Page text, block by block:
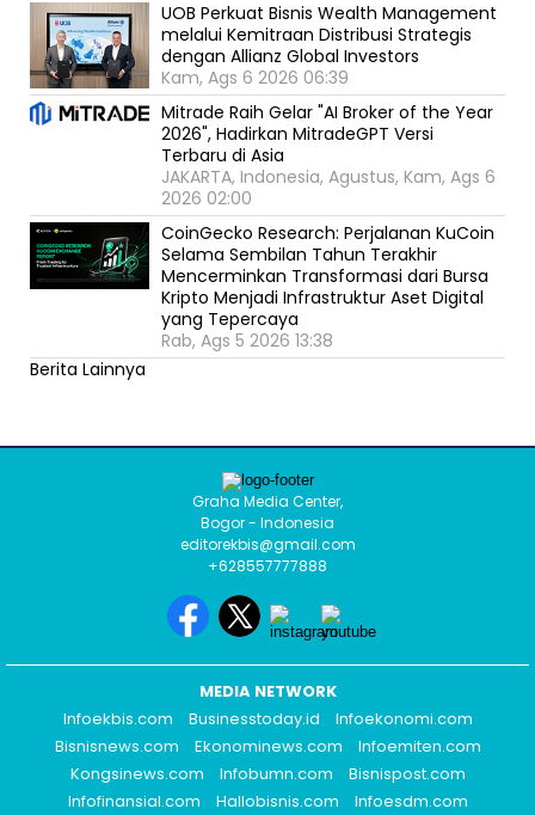
UOB Perkuat Bisnis Wealth Management
melalui Kemitraan Distribusi Strategis
dengan Allianz Global Investors
Kam, Ags 6 2026 06:39
Mitrade Raih Gelar "AI Broker of the Year
2026", Hadirkan MitradeGPT Versi
Terbaru di Asia
JAKARTA, Indonesia, Agustus, Kam, Ags 6
2026 02:00
CoinGecko Research: Perjalanan KuCoin
Selama Sembilan Tahun Terakhir
Mencerminkan Transformasi dari Bursa
Kripto Menjadi Infrastruktur Aset Digital
yang Tepercaya
Rab, Ags 5 2026 13:38
Berita Lainnya
Graha Media Center,
Bogor - Indonesia
editorekbis@gmail.com
+628557777888
MEDIA NETWORK
Infoekbis.com
Businesstoday.id
Infoekonomi.com
Bisnisnews.com
Ekonominews.com
Infoemiten.com
Kongsinews.com
Infobumn.com
Bisnispost.com
Infofinansial.com
Hallobisnis.com
Infoesdm.com